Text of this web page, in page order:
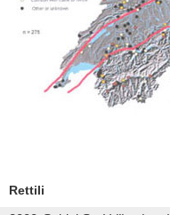
Rettili